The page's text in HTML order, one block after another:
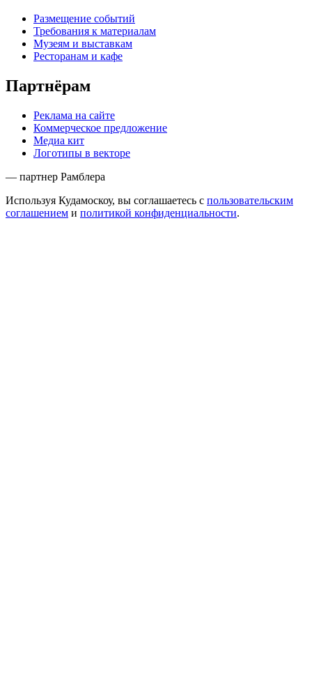
Размещение событий
Требования к материалам
Музеям и выставкам
Ресторанам и кафе
Партнёрам
Реклама на сайте
Коммерческое предложение
Медиа кит
Логотипы в векторе
— партнер Рамблера
Используя Кудамоскоу, вы соглашаетесь с пользовательским
соглашением и политикой конфиденциальности.